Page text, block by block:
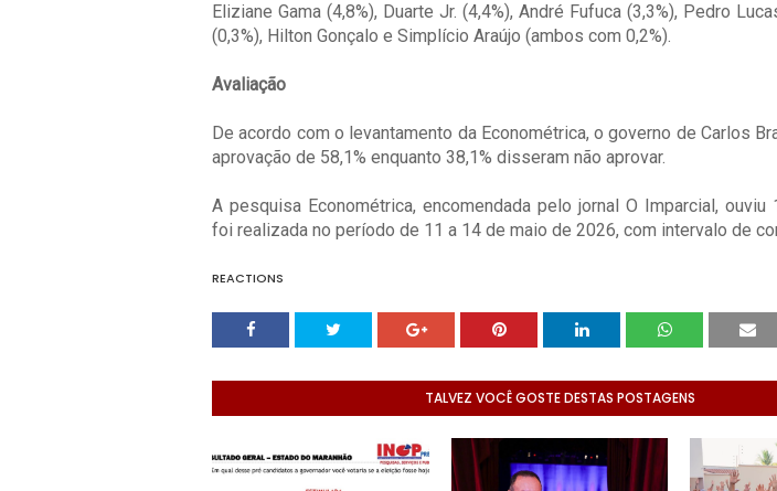
Eliziane Gama (4,8%), Duarte Jr. (4,4%), André Fufuca (3,3%), Pedro
(0,3%), Hilton Gonçalo e Simplício Araújo (ambos com 0,2%).
Avaliação
De acordo com o levantamento da Econométrica, o governo de Carlos
aprovação de 58,1% enquanto 38,1% disseram não aprovar.
A pesquisa Econométrica, encomendada pelo jornal O Imparcial,
foi realizada no período de 11 a 14 de maio de 2026, com intervalo de
REACTIONS
TALVEZ VOCÊ GOSTE DESTAS POSTAGENS